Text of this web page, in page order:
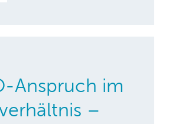
Anspruch im
–